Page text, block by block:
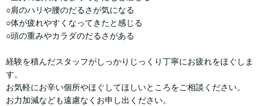
○肩のハリや腰のだるさが気になる
○体が疲れやすくなってきたと感じる
○頭の重みやカラダのだるさがある
経験を積んだスタッフがしっかりじっくり丁寧にお疲れをほぐしま
す。
お気軽にお辛い個所やほぐしてほしいところをご相談ください。
お力加減なども遠慮なくお申し出ください。